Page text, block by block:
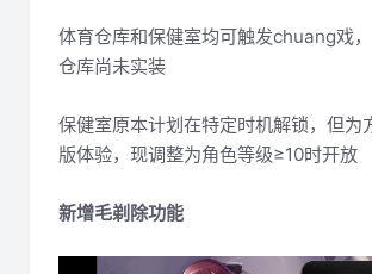
体育仓库和保健室均可触发chuang戏
仓库尚未实装
保健室原本计划在特定时机解锁，但为
版体验，现调整为角色等级≥10时开放
新增毛剃除功能